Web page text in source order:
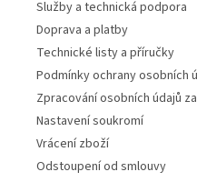
Služby a technická podpora
Doprava a platby
Technické listy a příručky
Podmínky ochrany osobních
Zpracování osobních údajů
Nastavení soukromí
Vrácení zboží
Odstoupení od smlouvy